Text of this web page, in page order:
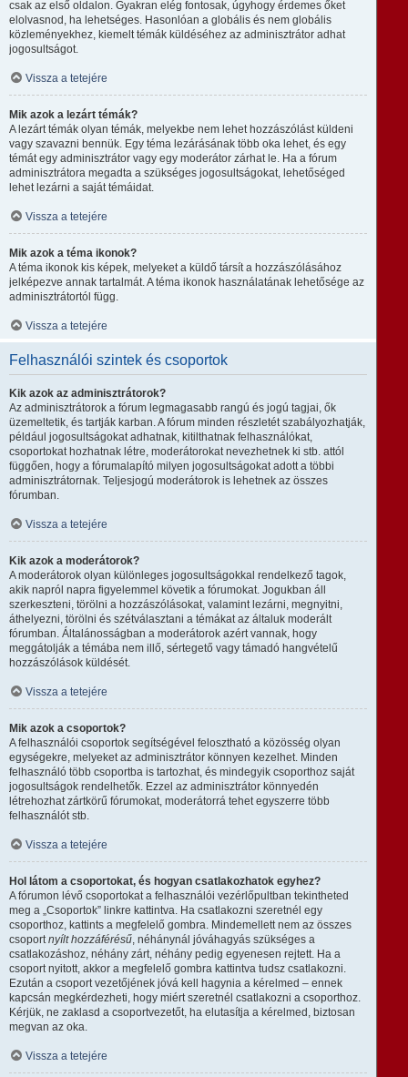
csak az első oldalon. Gyakran elég fontosak, úgyhogy érdemes őket
elolvasnod, ha lehetséges. Hasonlóan a globális és nem globális
közleményekhez, kiemelt témák küldéséhez az adminisztrátor adhat
jogosultságot.
Vissza a tetejére
Mik azok a lezárt témák?
A lezárt témák olyan témák, melyekbe nem lehet hozzászólást küldeni
vagy szavazni bennük. Egy téma lezárásának több oka lehet, és egy
témát egy adminisztrátor vagy egy moderátor zárhat le. Ha a fórum
adminisztrátora megadta a szükséges jogosultságokat, lehetőséged
lehet lezárni a saját témáidat.
Vissza a tetejére
Mik azok a téma ikonok?
A téma ikonok kis képek, melyeket a küldő társít a hozzászólásához
jelképezve annak tartalmát. A téma ikonok használatának lehetősége az
adminisztrátortól függ.
Vissza a tetejére
Felhasználói szintek és csoportok
Kik azok az adminisztrátorok?
Az adminisztrátorok a fórum legmagasabb rangú és jogú tagjai, ők
üzemeltetik, és tartják karban. A fórum minden részletét szabályozhatják,
például jogosultságokat adhatnak, kitilthatnak felhasználókat,
csoportokat hozhatnak létre, moderátorokat nevezhetnek ki stb. attól
függően, hogy a fórumalapító milyen jogosultságokat adott a többi
adminisztrátornak. Teljesjogú moderátorok is lehetnek az összes
fórumban.
Vissza a tetejére
Kik azok a moderátorok?
A moderátorok olyan különleges jogosultságokkal rendelkező tagok,
akik napról napra figyelemmel követik a fórumokat. Jogukban áll
szerkeszteni, törölni a hozzászólásokat, valamint lezárni, megnyitni,
áthelyezni, törölni és szétválasztani a témákat az általuk moderált
fórumban. Általánosságban a moderátorok azért vannak, hogy
meggátolják a témába nem illő, sértegető vagy támadó hangvételű
hozzászólások küldését.
Vissza a tetejére
Mik azok a csoportok?
A felhasználói csoportok segítségével felosztható a közösség olyan
egységekre, melyeket az adminisztrátor könnyen kezelhet. Minden
felhasználó több csoportba is tartozhat, és mindegyik csoporthoz saját
jogosultságok rendelhetők. Ezzel az adminisztrátor könnyedén
létrehozhat zártkörű fórumokat, moderátorrá tehet egyszerre több
felhasználót stb.
Vissza a tetejére
Hol látom a csoportokat, és hogyan csatlakozhatok egyhez?
A fórumon lévő csoportokat a felhasználói vezérlőpultban tekintheted
meg a „Csoportok” linkre kattintva. Ha csatlakozni szeretnél egy
csoporthoz, kattints a megfelelő gombra. Mindemellett nem az összes
csoportnyílt hozzáférésű, néhánynál jóváhagyás szükséges a
csatlakozáshoz, néhány zárt, néhány pedig egyenesen rejtett. Ha a
csoport nyitott, akkor a megfelelő gombra kattintva tudsz csatlakozni.
Ezután a csoport vezetőjének jóvá kell hagynia a kérelmed – ennek
kapcsán megkérdezheti, hogy miért szeretnél csatlakozni a csoporthoz.
Kérjük, ne zaklasd a csoportvezetőt, ha elutasítja a kérelmed, biztosan
megvan az oka.
Vissza a tetejére